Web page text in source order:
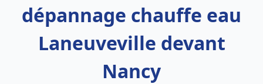
dépannage chauffe eau
Laneuveville devant
Nancy